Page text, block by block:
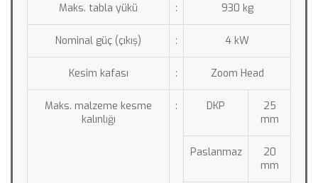
Maks. tabla yükü : 930 kg
Nominal güç (çıkış) : 4 kW
Kesim kafası : Zoom Head
Maks. malzeme kesme
kalınlığı
: DKP
25
mm
Paslanmaz
20
mm